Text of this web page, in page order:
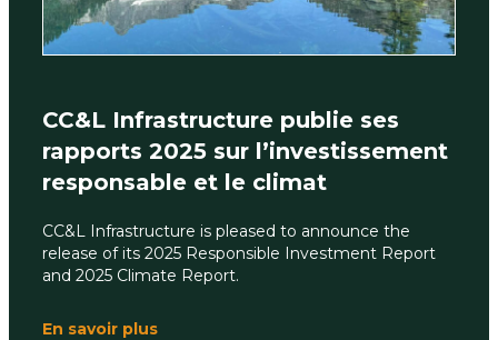
CC&L Infrastructure publie ses
rapports 2025 sur l’investissement
responsable et le climat
CC&L Infrastructure is pleased to announce the
release of its 2025 Responsible Investment Report
and 2025 Climate Report.
En savoir plus